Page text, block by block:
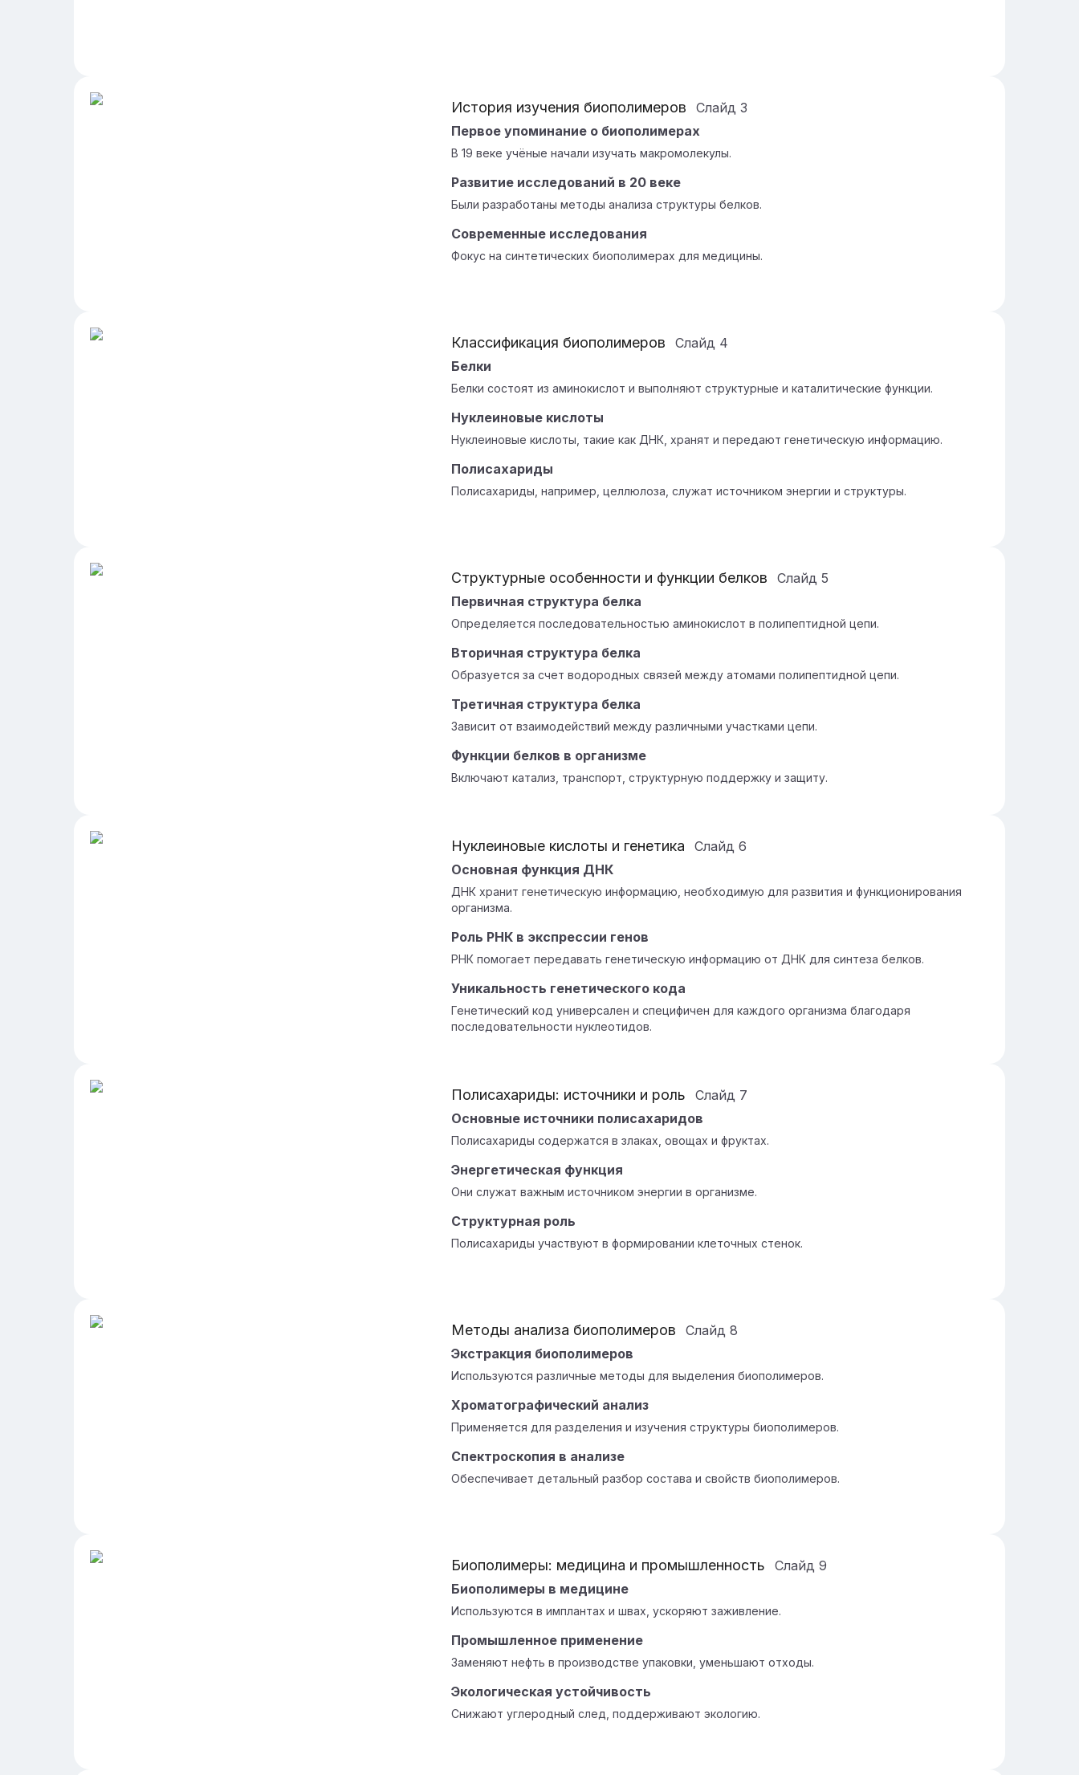
История изучения биополимеров Слайд 3
Первое упоминание о биополимерах
В 19 веке учёные начали изучать макромолекулы.
Развитие исследований в 20 веке
Были разработаны методы анализа структуры белков.
Современные исследования
Фокус на синтетических биополимерах для медицины.
Классификация биополимеров Слайд 4
Белки
Белки состоят из аминокислот и выполняют структурные и каталитические функции.
Нуклеиновые кислоты
Нуклеиновые кислоты, такие как ДНК, хранят и передают генетическую информацию.
Полисахариды
Полисахариды, например, целлюлоза, служат источником энергии и структуры.
Структурные особенности и функции белков Слайд 5
Первичная структура белка
Определяется последовательностью аминокислот в полипептидной цепи.
Вторичная структура белка
Образуется за счет водородных связей между атомами полипептидной цепи.
Третичная структура белка
Зависит от взаимодействий между различными участками цепи.
Функции белков в организме
Включают катализ, транспорт, структурную поддержку и защиту.
Нуклеиновые кислоты и генетика Слайд 6
Основная функция ДНК
ДНК хранит генетическую информацию, необходимую для развития и функционирования
организма.
Роль РНК в экспрессии генов
РНК помогает передавать генетическую информацию от ДНК для синтеза белков.
Уникальность генетического кода
Генетический код универсален и специфичен для каждого организма благодаря
последовательности нуклеотидов.
Полисахариды: источники и роль Слайд 7
Основные источники полисахаридов
Полисахариды содержатся в злаках, овощах и фруктах.
Энергетическая функция
Они служат важным источником энергии в организме.
Структурная роль
Полисахариды участвуют в формировании клеточных стенок.
Методы анализа биополимеров Слайд 8
Экстракция биополимеров
Используются различные методы для выделения биополимеров.
Хроматографический анализ
Применяется для разделения и изучения структуры биополимеров.
Спектроскопия в анализе
Обеспечивает детальный разбор состава и свойств биополимеров.
Биополимеры: медицина и промышленность Слайд 9
Биополимеры в медицине
Используются в имплантах и швах, ускоряют заживление.
Промышленное применение
Заменяют нефть в производстве упаковки, уменьшают отходы.
Экологическая устойчивость
Снижают углеродный след, поддерживают экологию.